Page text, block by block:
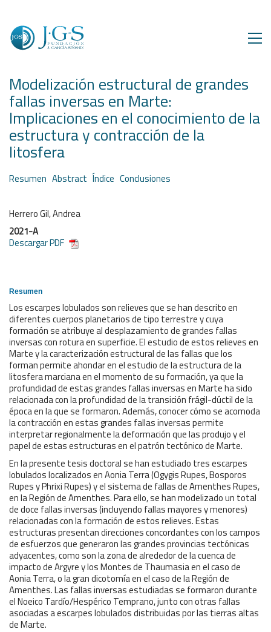
Modelización estructural de grandes
fallas inversas en Marte:
Implicaciones en el conocimiento de la
estructura y contracción de la
litosfera
Resumen Abstract Índice Conclusiones
Herrero Gil, Andrea
2021-A
Descargar PDF
Resumen
Los escarpes lobulados son relieves que se han descrito en
diferentes cuerpos planetarios de tipo terrestre y cuya
formación se atribuye al desplazamiento de grandes fallas
inversas con rotura en superficie. El estudio de estos relieves en
Marte y la caracterización estructural de las fallas que los
forman permite ahondar en el estudio de la estructura de la
litosfera marciana en el momento de su formación, ya que la
profundidad de estas grandes fallas inversas en Marte ha sido
relacionada con la profundidad de la transición frágil-dúctil de la
época en la que se formaron. Además, conocer cómo se acomoda
la contracción en estas grandes fallas inversas permite
interpretar regionalmente la deformación que las produjo y el
papel de estas estructuras en el patrón tectónico de Marte.
En la presente tesis doctoral se han estudiado tres escarpes
lobulados localizados en Aonia Terra (Ogygis Rupes, Bosporos
Rupes y Phrixi Rupes) y el sistema de fallas de Amenthes Rupes,
en la Región de Amenthes. Para ello, se han modelizado un total
de doce fallas inversas (incluyendo fallas mayores y menores)
relacionadas con la formación de estos relieves. Estas
estructuras presentan direcciones concordantes con los campos
de esfuerzos que generaron las grandes provincias tectónicas
adyacentes, como son la zona de alrededor de la cuenca de
impacto de Argyre y los Montes de Thaumasia en el caso de
Aonia Terra, o la gran dicotomía en el caso de la Región de
Amenthes. Las fallas inversas estudiadas se formaron durante
el Noeico Tardío/Hespérico Temprano, junto con otras fallas
asociadas a escarpes lobulados distribuidas por las tierras altas
de Marte.